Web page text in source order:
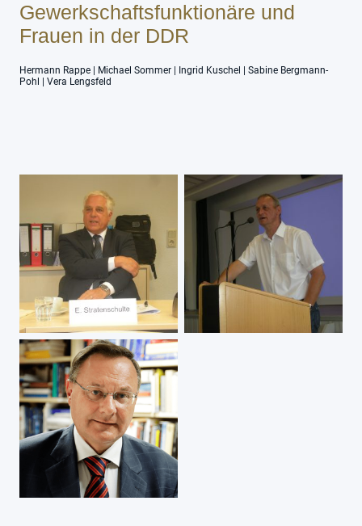
Gewerkschaftsfunktionäre und
Frauen in der DDR
Hermann Rappe | Michael Sommer | Ingrid Kuschel | Sabine Bergmann-
Pohl | Vera Lengsfeld